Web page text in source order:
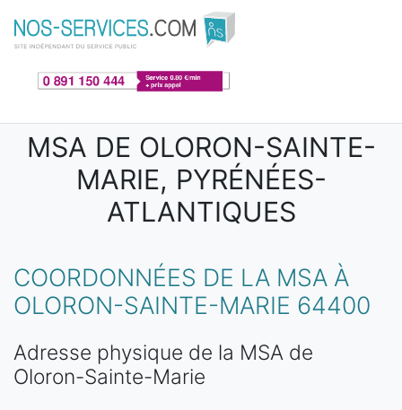
Aller au contenu principal
MSA DE OLORON-SAINTE-
MARIE, PYRÉNÉES-
ATLANTIQUES
COORDONNÉES DE LA MSA À
OLORON-SAINTE-MARIE 64400
Adresse physique de la MSA de
Oloron-Sainte-Marie